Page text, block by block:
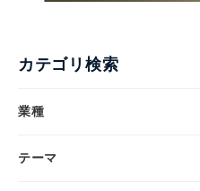
カテゴリ検索
業種
テーマ